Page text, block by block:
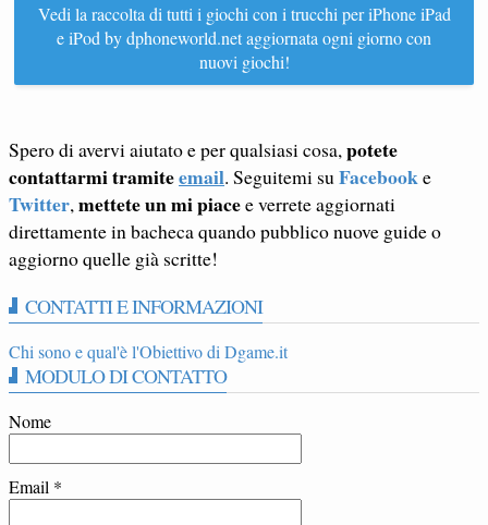
Vedi la raccolta di tutti i giochi con i trucchi per iPhone iPad
e iPod by dphoneworld.net aggiornata ogni giorno con
nuovi giochi!
Spero di avervi aiutato e per qualsiasi cosa, potete
contattarmi tramiteemail. Seguitemi su Facebooke
Twitter, mettete un mi piacee verrete aggiornati
direttamente in bacheca quando pubblico nuove guide o
aggiorno quelle già scritte!
CONTATTI E INFORMAZIONI
Chi sono e qual'è l'Obiettivo di Dgame.it
MODULO DI CONTATTO
Nome
Email *